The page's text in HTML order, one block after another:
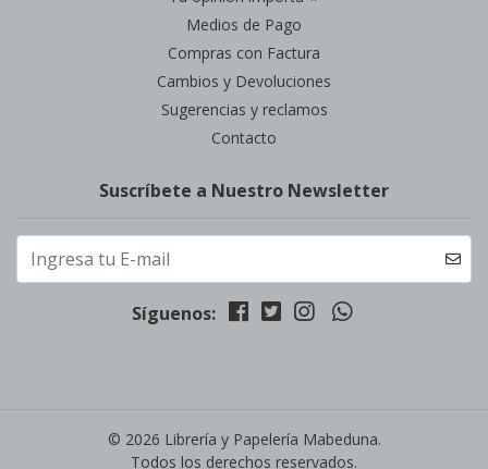
Medios de Pago
Compras con Factura
Cambios y Devoluciones
Sugerencias y reclamos
Contacto
Suscríbete a Nuestro Newsletter
Síguenos:
© 2026 Librería y Papelería Mabeduna.
Todos los derechos reservados.